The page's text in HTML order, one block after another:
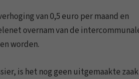
van 0,5 euro per maand en
overnam van de
worden.
is het nog geen uitgemaakte zaak